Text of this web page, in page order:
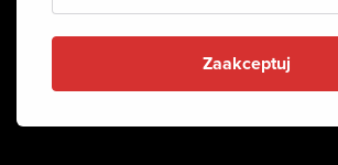
Zaakceptuj